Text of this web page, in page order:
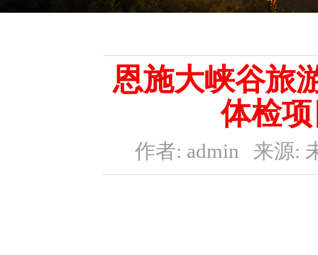
恩施大峡谷旅
体检
作者: admin 来源: